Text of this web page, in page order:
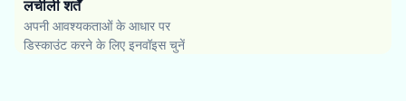
लचीली शर्तें
अपनी आवश्यकताओं के आधार पर
डिस्काउंट करने के लिए इनवॉइस चुनें